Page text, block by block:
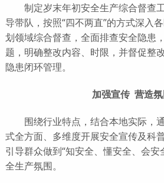
制定岁末年初安全生产综合督查
导带队，按照“四不两直”的方式深入
划领域综合督查，全面排查安全隐患
题，明确整改内容、时限，并督促整
隐患闭环管理。
加强宣传 营造
围绕行业特点，结合本地实际，通
式全方面、多维度开展安全宣传及科
引导群众做到“知安全、懂安全、会
全生产氛围。